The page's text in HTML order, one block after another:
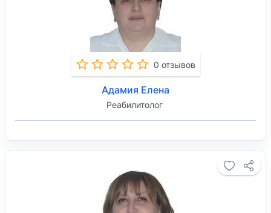
0 отзывов
Адамия Елена
Реабилитолог